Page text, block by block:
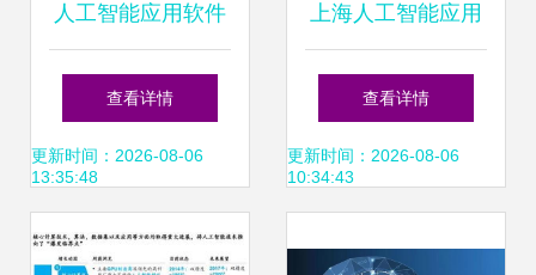
人工智能应用软件
开发 物联网时代下
的创新引擎
查看详情
更新时间：2026-08-06
13:35:48
上海人工智能应用
软件开发培训选择
指南 聚焦课程与机
查看详情
更新时间：2026-08-06
10:34:43